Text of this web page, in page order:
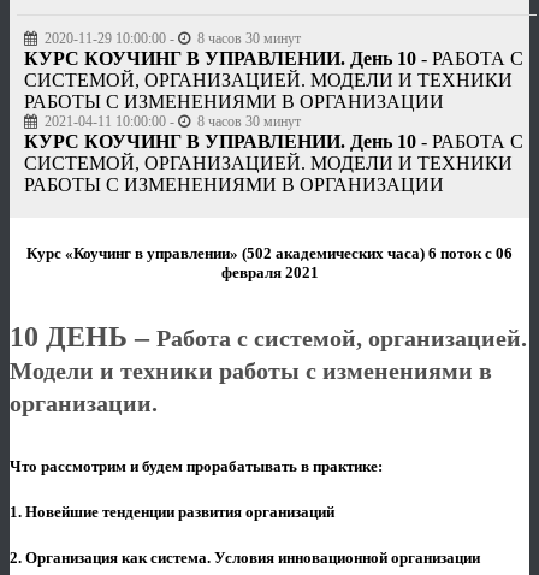
2020-11-29 10:00:00 - 8 часов 30 минут
КУРС КОУЧИНГ В УПРАВЛЕНИИ. День 10 - РАБОТА С
СИСТЕМОЙ, ОРГАНИЗАЦИЕЙ. МОДЕЛИ И ТЕХНИКИ
РАБОТЫ С ИЗМЕНЕНИЯМИ В ОРГАНИЗАЦИИ
2021-04-11 10:00:00 - 8 часов 30 минут
КУРС КОУЧИНГ В УПРАВЛЕНИИ. День 10 - РАБОТА С
СИСТЕМОЙ, ОРГАНИЗАЦИЕЙ. МОДЕЛИ И ТЕХНИКИ
РАБОТЫ С ИЗМЕНЕНИЯМИ В ОРГАНИЗАЦИИ
Курс «Коучинг в управлении» (502 академических часа) 6 поток с 06
февраля 2021
10 ДЕНЬ – Работа с системой, организацией.
Модели и техники работы с изменениями в
организации.
Что рассмотрим и будем прорабатывать в практике:
1. Новейшие тенденции развития организаций
2. Организация как система. Условия инновационной организации